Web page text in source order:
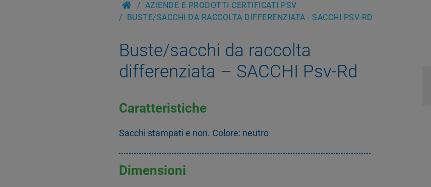
AZIENDE E PRODOTTI CERTIFICATI PSV
BUSTE/SACCHI DA RACCOLTA DIFFERENZIATA - SACCHI PSV-RD
Buste/sacchi da raccolta
differenziata – SACCHI Psv-Rd
Caratteristiche
Sacchi stampati e non. Colore: neutro
Dimensioni